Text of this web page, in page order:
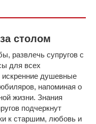
столом
развлечь супругов с
для всех
душевные
напоминая о
жизни. Знания
подчеркнут
к старшим, любовь и